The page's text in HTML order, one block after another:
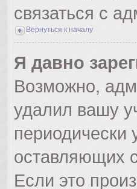
связаться с
Вернуться к началу
Я давно
Возможно,
удалил вашу
периодически
оставляющих
Если это